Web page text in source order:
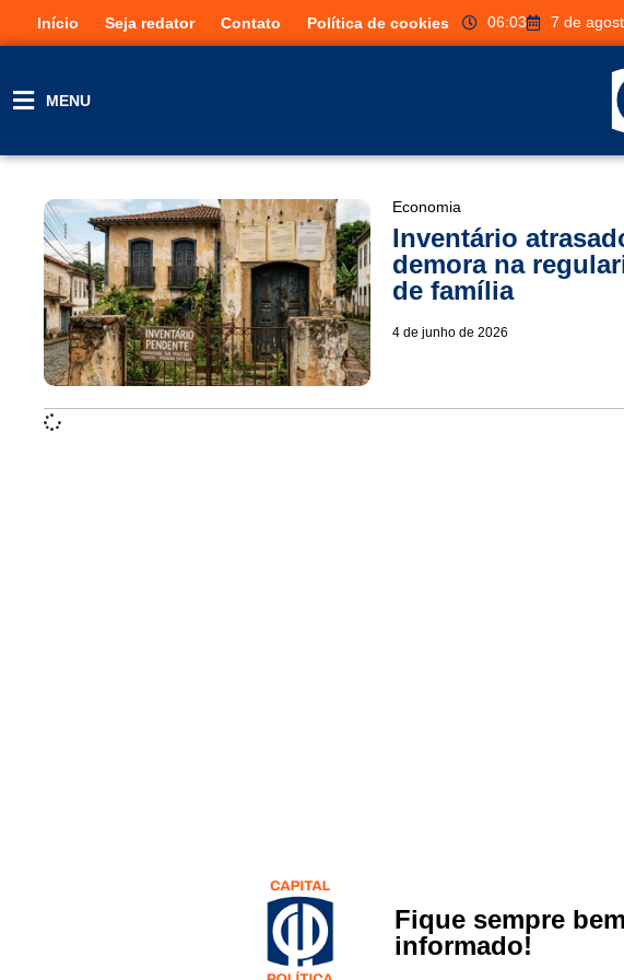
Início Seja redator Contato Política de cookies 06:03 7 de
MENU
Economia
Inventário
demora na
de família
4 de junho de 2026
Fique sempre bem
informado!